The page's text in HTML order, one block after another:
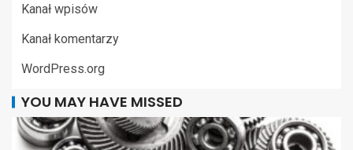
Kanał wpisów
Kanał komentarzy
WordPress.org
YOU MAY HAVE MISSED